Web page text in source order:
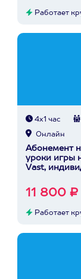
Работает
4х1 час
Онлайн
Абонемент
уроки игры
Vast,
11 800 ₽
Работает